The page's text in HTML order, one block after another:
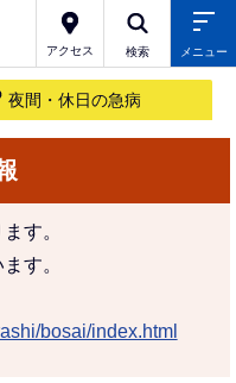
アクセス 検索 メニュー
夜間・休日の急病
す。
す。
bosai/index.html